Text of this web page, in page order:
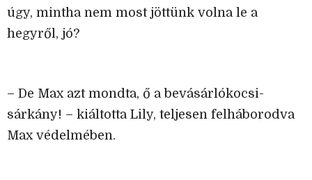
úgy, mintha nem most jöttünk volna le a
hegyről, jó?
– De Max azt mondta, ő a bevásárlókocsi-
sárkány! – kiáltotta Lily, teljesen felháborodva
Max védelmében.